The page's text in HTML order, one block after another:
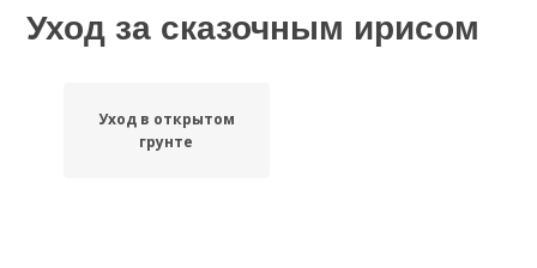
Уход за сказочным ирисом
Уход в открытом
грунте